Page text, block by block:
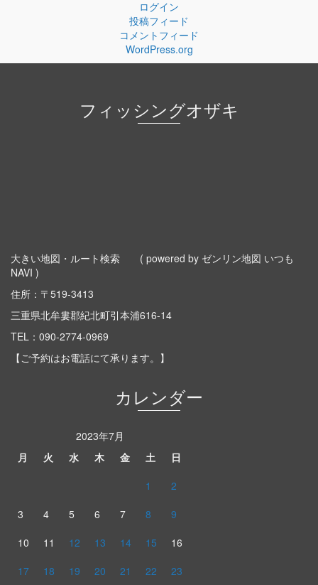
ログイン
投稿フィード
コメントフィード
WordPress.org
フィッシングオザキ
大きい地図・ルート検索
( powered by ゼンリン地図 いつも
NAVI )
住所：〒519-3413
三重県北牟婁郡紀北町引本浦616-14
TEL： 090-2774-0969
【ご予約はお電話にて承ります。】
カレンダー
2023年7月
月
火 水 木 金 土
日
1
2
3
4 5 6 7 8
9
10
11 12 13 14 15
16
17
18 19 20 21 22
23